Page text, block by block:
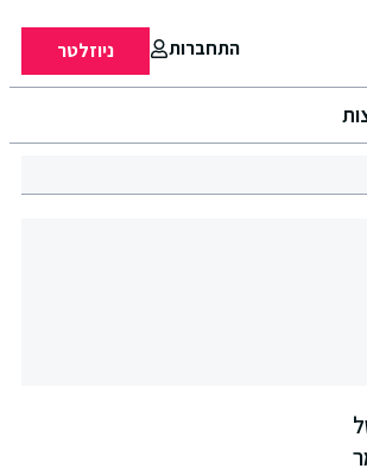
התחברות ניוזלטר